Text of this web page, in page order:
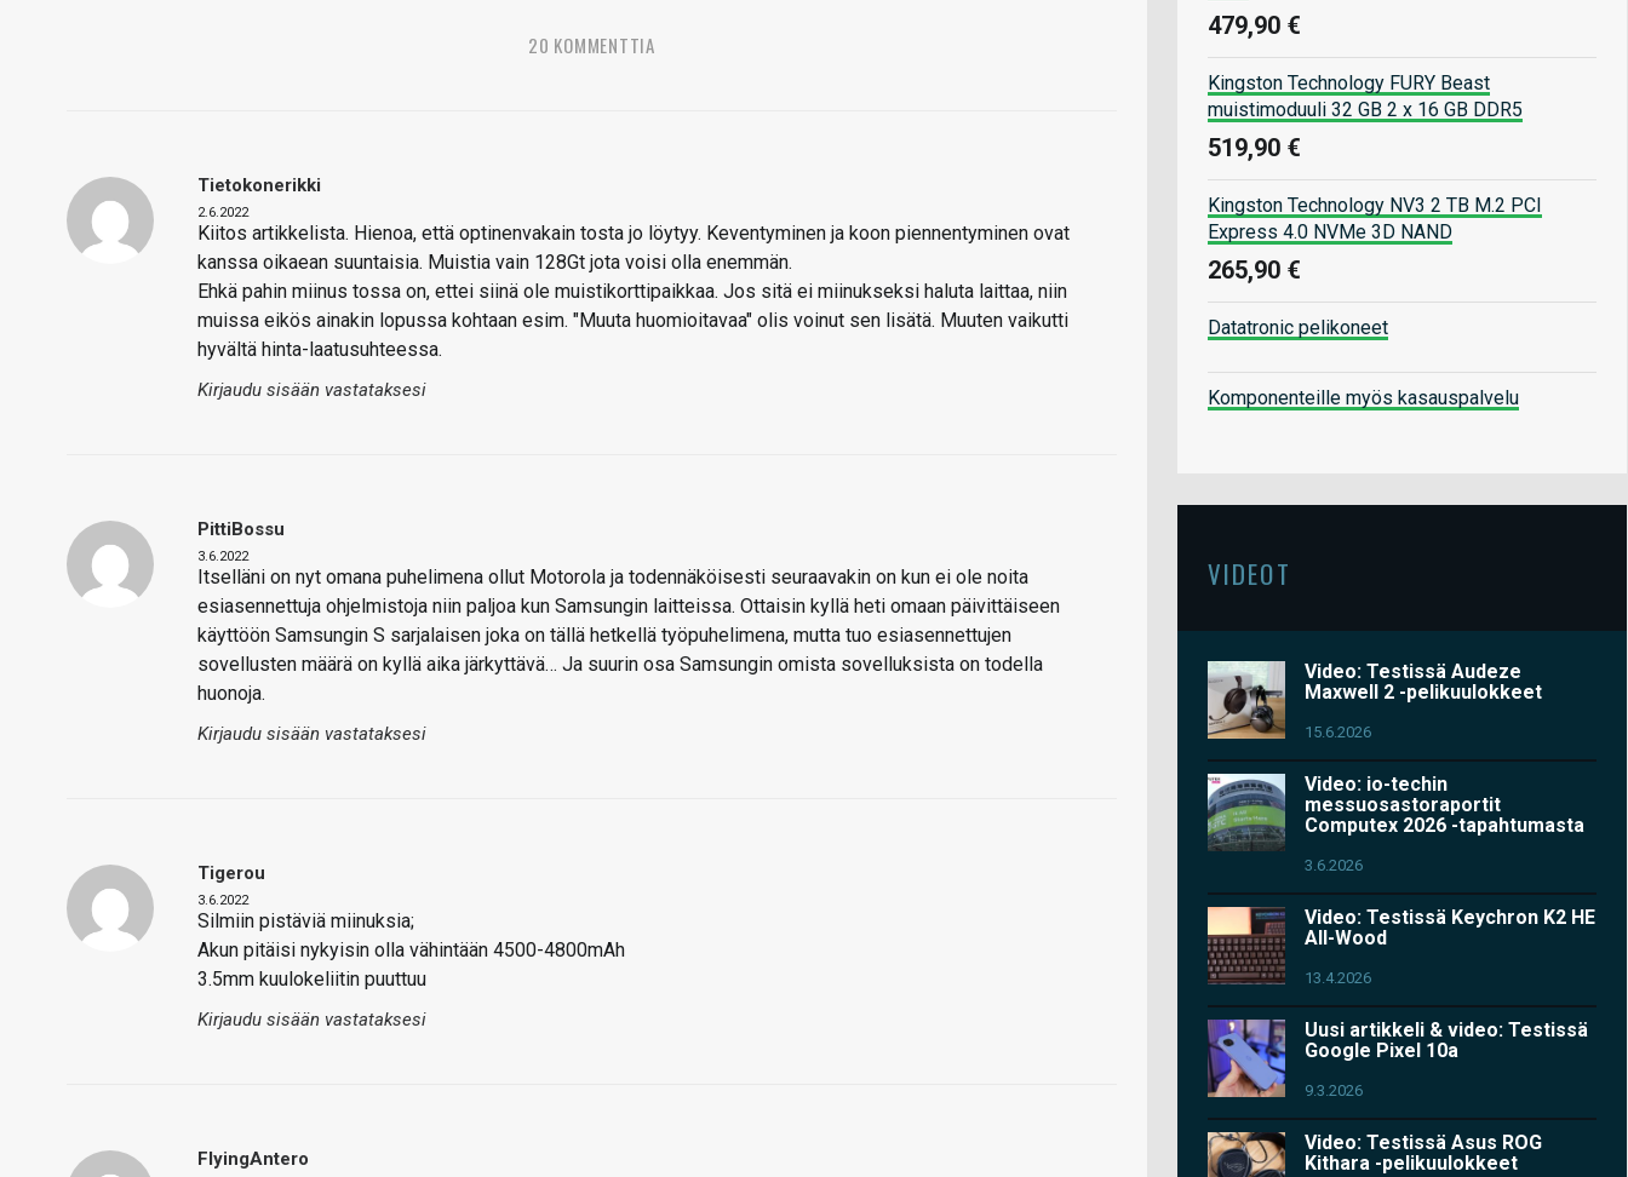
20 KOMMENTTIA
Tietokonerikki
2.6.2022
Kiitos artikkelista. Hienoa, että optinenvakain tosta jo löytyy. Keventyminen ja koon piennentyminen ovat
kanssa oikaean suuntaisia. Muistia vain 128Gt jota voisi olla enemmän.
Ehkä pahin miinus tossa on, ettei siinä ole muistikorttipaikkaa. Jos sitä ei miinukseksi haluta laittaa, niin
muissa eikös ainakin lopussa kohtaan esim. "Muuta huomioitavaa" olis voinut sen lisätä. Muuten vaikutti
hyvältä hinta-laatusuhteessa.
Kirjaudu sisään vastataksesi
PittiBossu
3.6.2022
Itselläni on nyt omana puhelimena ollut Motorola ja todennäköisesti seuraavakin on kun ei ole noita
esiasennettuja ohjelmistoja niin paljoa kun Samsungin laitteissa. Ottaisin kyllä heti omaan päivittäiseen
käyttöön Samsungin S sarjalaisen joka on tällä hetkellä työpuhelimena, mutta tuo esiasennettujen
sovellusten määrä on kyllä aika järkyttävä… Ja suurin osa Samsungin omista sovelluksista on todella
huonoja.
Kirjaudu sisään vastataksesi
Tigerou
3.6.2022
Silmiin pistäviä miinuksia;
Akun pitäisi nykyisin olla vähintään 4500-4800mAh
3.5mm kuulokeliitin puuttuu
Kirjaudu sisään vastataksesi
FlyingAntero
479,90 €
Kingston Technology FURY Beast
muistimoduuli 32 GB 2 x 16 GB DDR5
519,90 €
Kingston Technology NV3 2 TB M.2 PCI
Express 4.0 NVMe 3D NAND
265,90 €
Datatronic pelikoneet
Komponenteille myös kasauspalvelu
VIDEOT
Video: Testissä Audeze
Maxwell 2 -pelikuulokkeet
15.6.2026
Video: io-techin
messuosastoraportit
Computex 2026 -tapahtumasta
3.6.2026
Video: Testissä Keychron K2 HE
All-Wood
13.4.2026
Uusi artikkeli & video: Testissä
Google Pixel 10a
9.3.2026
Video: Testissä Asus ROG
Kithara -pelikuulokkeet